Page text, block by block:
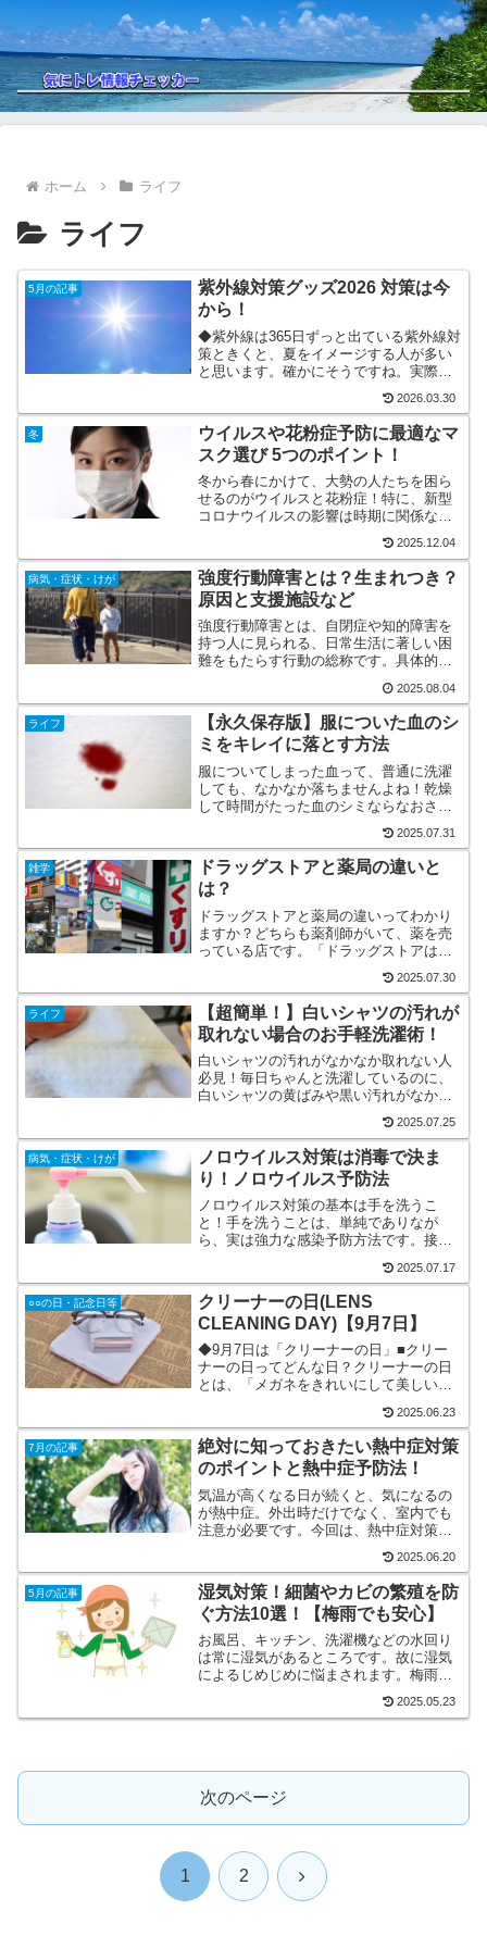
ホーム ライフ
ライフ
5月の記事
紫外線対策グッズ2026 対策は今
から！
◆紫外線は365日ずっと出ている紫外線対
策ときくと、夏をイメージする人が多い
と思います。確かにそうですね。実際
るのは5月下旬くらいから。また、それら
紫外線対策グッズを買うのは、真夏の日
差しが強くなってから...
2026.03.30
冬
ウイルスや花粉症予防に最適なマ
スク選び 5つのポイント！
冬から春にかけて、大勢の人たちを困ら
せるのがウイルスと花粉症！特に、新型
コロナウイルスの影響は時期に関係なく
深刻です！ウィルスと花粉を同時に防い
でくれるのは、ズバリ、マスクだけで
す！しかし、マスクといっても、色んな
タイプのマスクがあります。...
2025.12.04
病気・症状・けが
強度行動障害とは？生まれつき？
原因と支援施設など
強度行動障害とは、自閉症や知的障害を
持つ人に見られる、日常生活に著しい困
難をもたらす行動の総称です。具体的に
に行います。 自傷行為（自分の頭を壁に
打ち付ける、体を叩くなど） 他害行為
（他人を叩く、噛みつく...
2025.08.04
ライフ
【永久保存版】服についた血のシ
ミをキレイに落とす方法
服についてしまった血って、普通に洗濯
しても、なかなか落ちませんよね！乾燥
して時間がたった血のシミならなおさら
落ちていきますけど、完全に落ちずに、
薄っすらと痕(あと)が残ったりします。そ
んな落ちにくい血なん...
2025.07.31
雑学
ドラッグストアと薬局の違いと
は？
ドラッグストアと薬局の違いってわかり
ますか？どちらも薬剤師がいて、薬を売
っている店です。「ドラッグストアは食
い。」「えっと、薬局は薬しか売ってな
い。」たしかにそうです。ですが、ドラ
ッグストアと薬局には 決...
2025.07.30
ライフ
【超簡単！】白いシャツの汚れが
取れない場合のお手軽洗濯術！
白いシャツの汚れがなかなか取れない人
必見！毎日ちゃんと洗濯しているのに、
白いシャツの黄ばみや黒い汚れがなかな
ちないどころか、どんどん広がっていく
ー！(>_<)そんな経験ありませんか？今回
は、そんな悩みを解...
2025.07.25
病気・症状・けが
ノロウイルス対策は消毒で決ま
り！ノロウイルス予防法
ノロウイルス対策の基本は手を洗うこ
と！手を洗うことは、単純でありなが
ら、実は強力な感染予防方法です。接触
防ぐことができます。しかし、感染力が
強いウイルスの場合は、手を洗うだけで
は対策としては不十分なことが...
2025.07.17
○○の日・記念日等
クリーナーの日(LENS
CLEANING DAY)【9月7日】
◆9月7日は「クリーナーの日」■クリー
ナーの日ってどんな日？クリーナーの日
とは、「メガネをきれいにして美しい視
に、普段かけている眼鏡を、メガネクロ
スなどの専用のメガネクリーナーを使っ
て、綺麗に掃除してあげま...
2025.06.23
7月の記事
絶対に知っておきたい熱中症対策
のポイントと熱中症予防法！
気温が高くなる日が続くと、気になるの
が熱中症。外出時だけでなく、室内でも
注意が必要です。今回は、熱中症対策と
や、熱中症になってしまった場合の応急
処置方法などについて解説します。まず
は、熱中症の症状をしっか...
2025.06.20
5月の記事
湿気対策！細菌やカビの繁殖を防
ぐ方法10選！【梅雨でも安心】
お風呂、キッチン、洗濯機などの水回り
は常に湿気があるところです。故に湿気
によるじめじめに悩まされます。梅雨は
カビがすごく増えるから！！しかもクサ
2025.05.23
次のページ
1 2 次